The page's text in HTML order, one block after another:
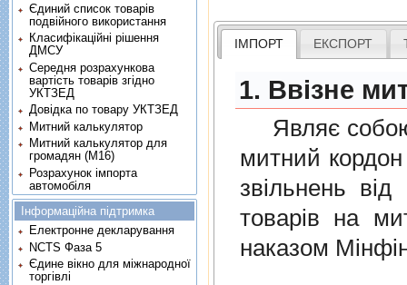
ІМПОРТ ЕКСПОРТ
1. Ввізне
Являє собою
митний
звiльнень вiд
товарiв на
наказом
Єдиний список товарів
подвійного використання
Класифікаційні рішення
ДМСУ
Середня розрахункова
вартість товарів згідно
УКТЗЕД
Довідка по товару УКТЗЕД
Митний калькулятор
Митний калькулятор для
громадян (М16)
Розрахунок імпорта
автомобіля
Інформаційна підтримка
Електронне декларування
NCTS Фаза 5
Єдине вікно для міжнародної
торгівлі